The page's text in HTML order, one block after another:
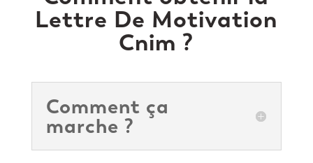
Lettre De Motivation
Cnim ?
Comment ça
marche ?